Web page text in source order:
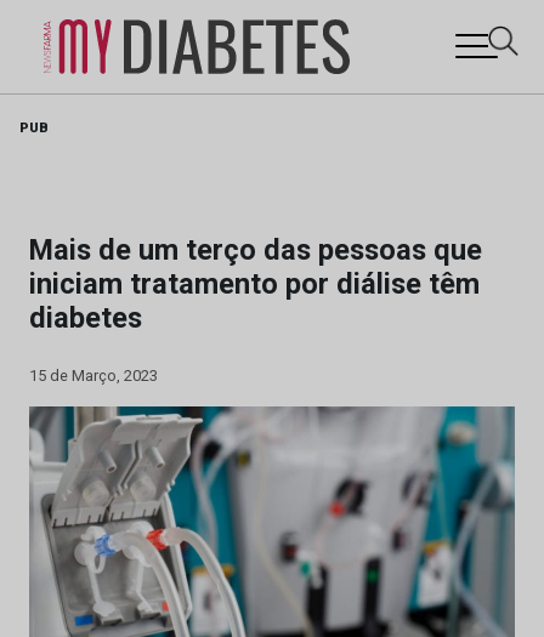
PUB
Mais de um terço das pessoas que
iniciam tratamento por diálise têm
diabetes
15 de Março, 2023